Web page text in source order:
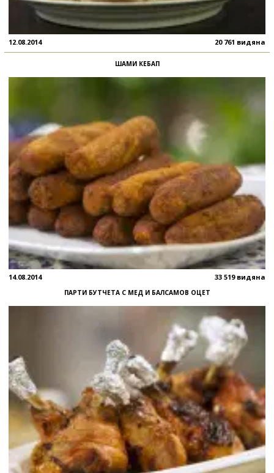
12.08.2014 20 761 видяна
ШАМИ КЕБАП
14.08.2014 33 519 видяна
ПАРТИ БУТЧЕТА С МЕД И БАЛСАМОВ ОЦЕТ